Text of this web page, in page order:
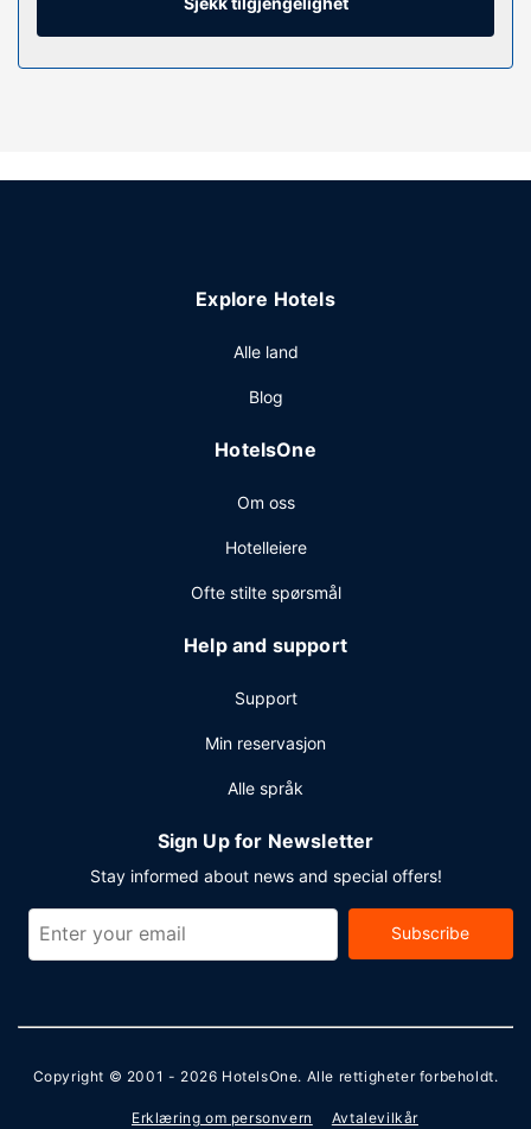
Explore Hotels
Alle land
Blog
HotelsOne
Om oss
Hotelleiere
Ofte stilte spørsmål
Help and support
Support
Min reservasjon
Alle språk
Sign Up for Newsletter
Stay informed about news and special offers!
Subscribe
Copyright © 2001 - 2026 HotelsOne. Alle rettigheter forbeholdt.
Erklæring om personvern Avtalevilkår